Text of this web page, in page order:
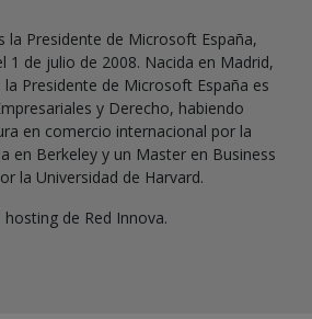
la Presidente de Microsoft España,
1 de julio de 2008. Nacida en Madrid,
Presidente de Microsoft España es
y Derecho, habiendo
en comercio internacional por la
en Berkeley y un Master en Business
la Universidad de Harvard.
hosting de Red Innova.